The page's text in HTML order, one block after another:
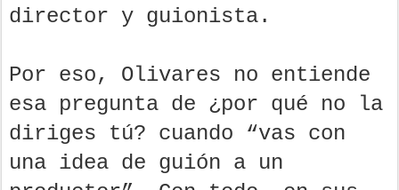
director y guionista.
Por eso, Olivares no entiende
esa pregunta de ¿por qué no la
diriges tú? cuando “vas con
una idea de guión a un